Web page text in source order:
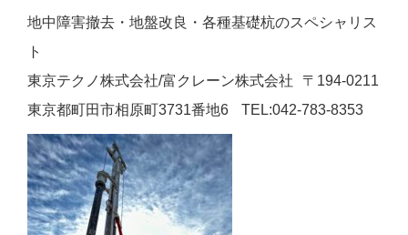
地中障害撤去・地盤改良・各種基礎杭のスペシャリス
ト
東京テクノ株式会社/富クレーン株式会社 〒194-0211
東京都町⽥市相原町3731番地6 TEL:042-783-8353